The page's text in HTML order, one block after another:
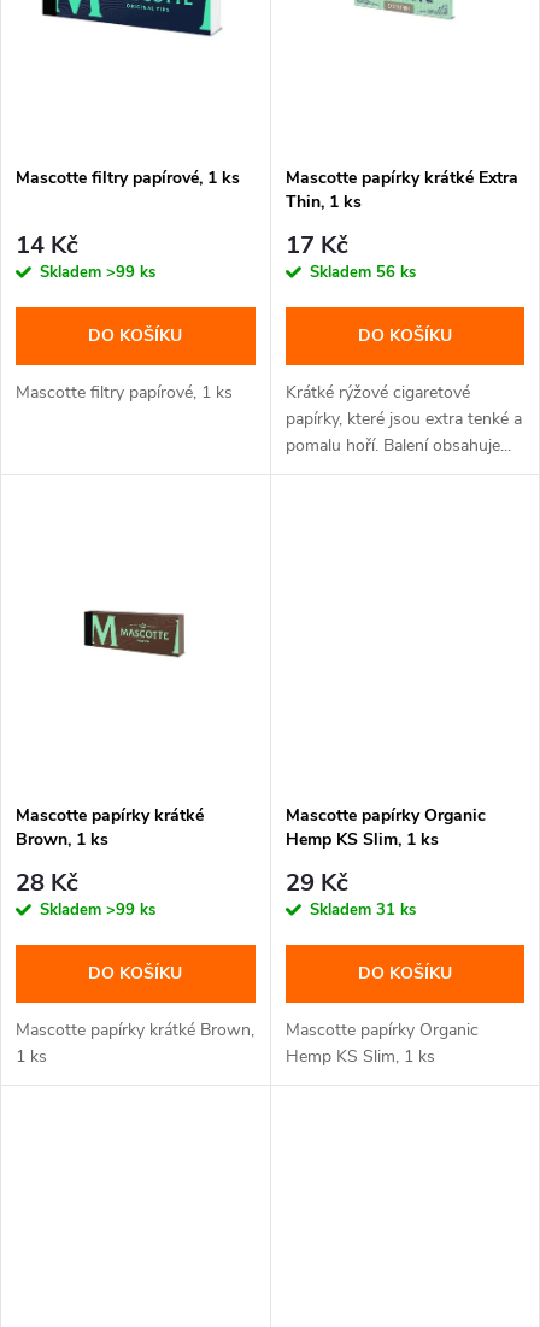
r
o
d
u
p
r
o
u
k
Mascotte filtry papírové, 1 ks
14 Kč
Skladem >99 ks
DO KOŠÍKU
Mascotte filtry papírové, 1 ks
Mascotte papírky krátké Extra
Thin, 1 ks
17 Kč
Skladem 56 ks
DO KOŠÍKU
Krátké rýžové cigaretové
papírky, které jsou extra tenké a
pomalu hoří. Balení obsahuje...
Mascotte papírky krátké
Brown, 1 ks
28 Kč
Skladem >99 ks
DO KOŠÍKU
Mascotte papírky krátké Brown,
1 ks
Mascotte papírky Organic
Hemp KS Slim, 1 ks
29 Kč
Skladem 31 ks
DO KOŠÍKU
Mascotte papírky Organic
Hemp KS Slim, 1 ks